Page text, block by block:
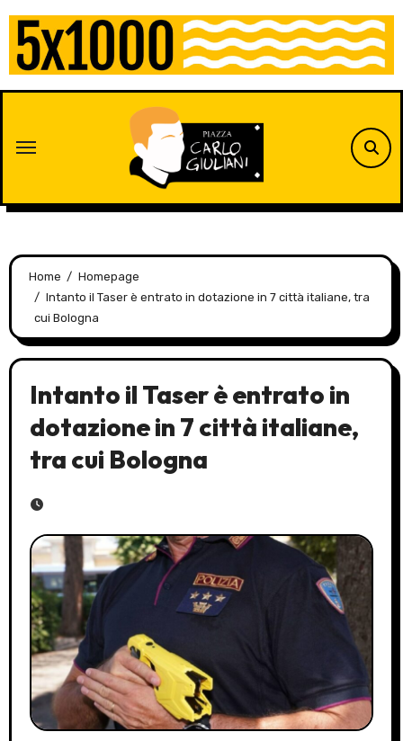
Skip
content
Home
Homepage
Intanto il Taser è entrato in dotazione in 7 città italiane, tra
cui Bologna
Intanto il Taser è entrato in
dotazione in 7 città italiane,
tra cui Bologna